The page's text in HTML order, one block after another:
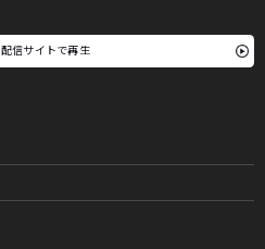
配信サイトで再生